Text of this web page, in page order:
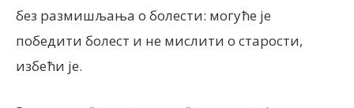
без размишљања о болести: могуће је
победити болест и не мислити о старости,
избећи је.